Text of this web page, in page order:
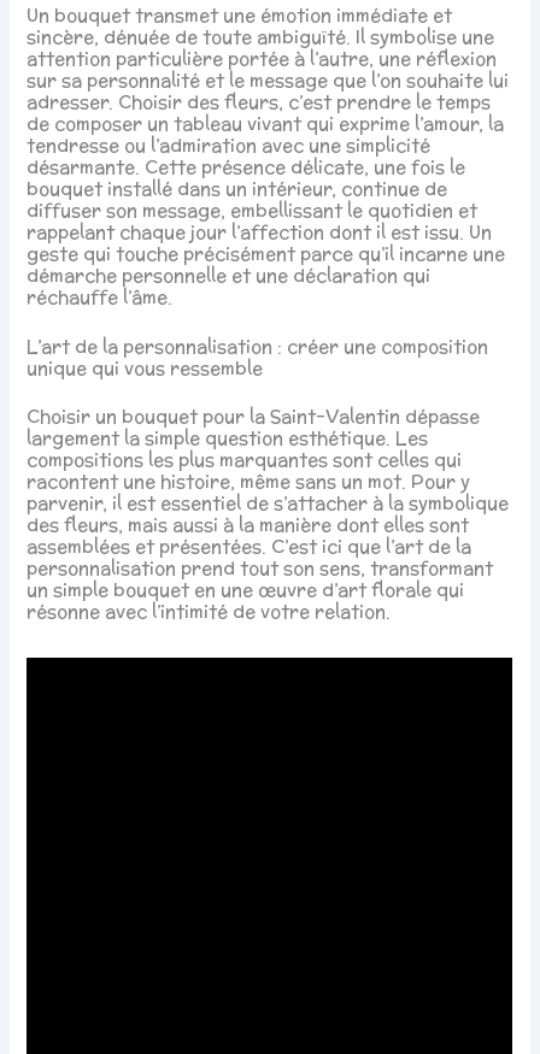
Un bouquet transmet une émotion immédiate et
sincère, dénuée de toute ambiguïté. Il symbolise une
attention particulière portée à l’autre, une réflexion
sur sa personnalité et le message que l’on souhaite lui
adresser. Choisir des fleurs, c’est prendre le temps
de composer un tableau vivant qui exprime l’amour, la
tendresse ou l’admiration avec une simplicité
désarmante. Cette présence délicate, une fois le
bouquet installé dans un intérieur, continue de
diffuser son message, embellissant le quotidien et
rappelant chaque jour l’affection dont il est issu. Un
geste qui touche précisément parce qu’il incarne une
démarche personnelle et une déclaration qui
réchauffe l’âme.
L’art de la personnalisation : créer une composition
unique qui vous ressemble
Choisir un bouquet pour la Saint-Valentin dépasse
largement la simple question esthétique. Les
compositions les plus marquantes sont celles qui
racontent une histoire, même sans un mot. Pour y
parvenir, il est essentiel de s’attacher à la symbolique
des fleurs, mais aussi à la manière dont elles sont
assemblées et présentées. C’est ici que l’art de la
personnalisation prend tout son sens, transformant
un simple bouquet en une œuvre d’art florale qui
résonne avec l’intimité de votre relation.